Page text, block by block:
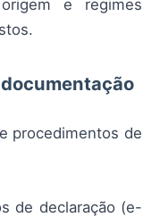
e regimes
procedimentos de
de declaração (e-